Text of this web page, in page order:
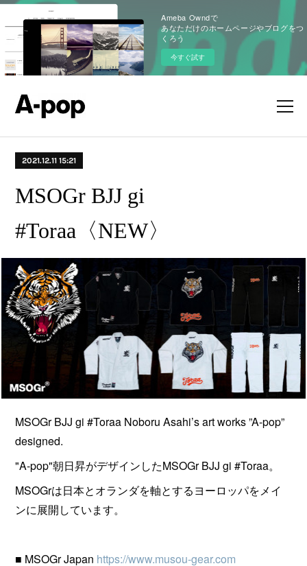
Ameba Owndで
あなただけのホームページやブログをつ
くろう
今すぐ試す
2021.12.11 15:21
MSOGr BJJ gi
#Toraa〈NEW〉
MSOGr BJJ gi #Toraa Noboru Asahi’s art works ”A-pop”
designed.
"A-pop"朝日昇がデザインしたMSOGr BJJ gi #Toraa。
MSOGrは日本とオランダを軸とするヨーロッパをメイ
ンに展開しています。
■ MSOGr Japan https://www.musou-gear.com